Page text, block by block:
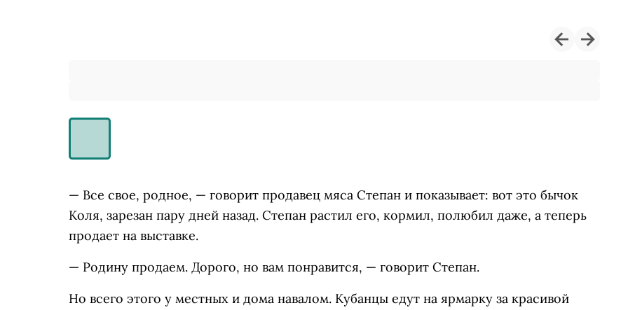
— Все свое, родное, — говорит продавец мяса Степан и показывает: вот это бычок
Коля, зарезан пару дней назад. Степан растил его, кормил, полюбил даже, а теперь
продает на выставке.
— Родину продаем. Дорого, но вам понравится, — говорит Степан.
Но всего этого у местных и дома навалом. Кубанцы едут на ярмарку за красивой